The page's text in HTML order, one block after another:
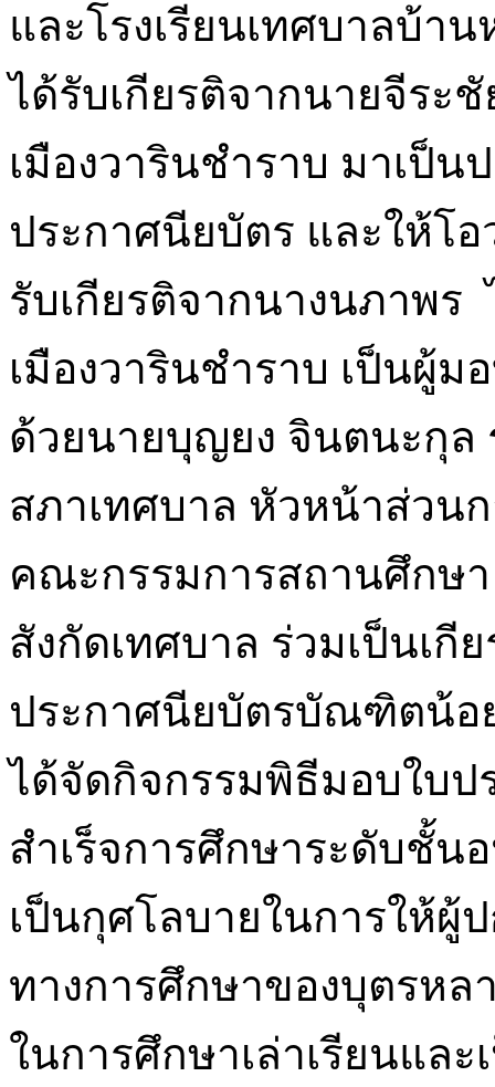
และโรงเรียนเทศบาลบ้า
ได้รับเกียรติจากนายจีระ
เมืองวารินชำราบ มาเป็น
ประกาศนียบัตร และให้โ
รับเกียรติจากนางนภาพร
เมืองวารินชำราบ เป็นผู้
ด้วยนายบุญยง จินตนะกุล
สภาเทศบาล หัวหน้าส่วน
คณะกรรมการสถานศึกษ
สังกัดเทศบาล ร่วมเป็นเกี
ประกาศนียบัตรบัณฑิตน้อ
ได้จัดกิจกรรมพิธีมอบใบ
สำเร็จการศึกษาระดับชั้น
เป็นกุศโลบายในการให้ผู้
ทางการศึกษาของบุตรหล
ในการศึกษาเล่าเรียนแล